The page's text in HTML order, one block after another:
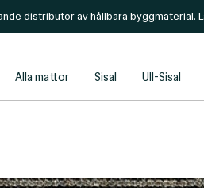
distributör av hållbara byggmaterial.
Alla mattor Sisal Ull-Sisal